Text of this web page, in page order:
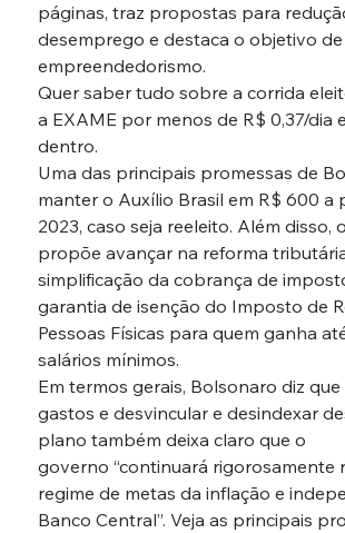
páginas, traz propostas para
desemprego e destaca o objetivo
empreendedorismo.
Quer saber tudo sobre a corrida
a EXAME por menos de R$ 0,37/dia
dentro.
Uma das principais promessas de
manter o Auxílio Brasil em R$ 600 a
2023, caso seja reeleito. Além disso,
propõe avançar na reforma
simplificação da cobrança de
garantia de isenção do Imposto de
Pessoas Físicas para quem ganha
salários mínimos.
Em termos gerais, Bolsonaro diz
gastos e desvincular e desindexar
plano também deixa claro que o
governo “continuará rigorosamente
regime de metas da inflação e
Banco Central”. Veja as principais